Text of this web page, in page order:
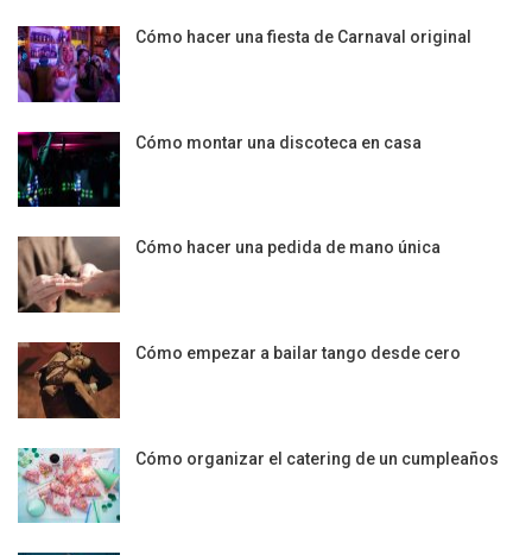
Cómo hacer una fiesta de Carnaval original
Cómo montar una discoteca en casa
Cómo hacer una pedida de mano única
Cómo empezar a bailar tango desde cero
Cómo organizar el catering de un cumpleaños